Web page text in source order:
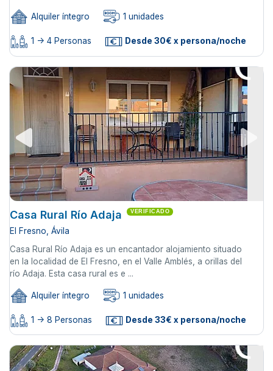
Alquiler íntegro 1 unidades
1 -> 4 Personas Desde 30€ x persona/noche
Casa Rural Río Adaja VERIFICADO
El Fresno, Ávila
Casa Rural Río Adaja es un encantador alojamiento situado
en la localidad de El Fresno, en el Valle Amblés, a orillas del
río Adaja. Esta casa rural es e ...
Alquiler íntegro 1 unidades
1 -> 8 Personas Desde 33€ x persona/noche